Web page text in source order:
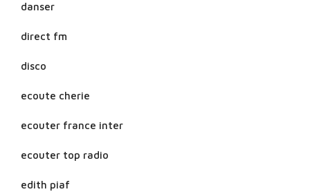
danser
direct fm
disco
ecoute cherie
ecouter france inter
ecouter top radio
edith piaf